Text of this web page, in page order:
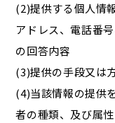
(2)提供する個人情
アドレス、電話番
の回答内容
(3)提供の手段又は
(4)当該情報の提供
者の種類、及び属